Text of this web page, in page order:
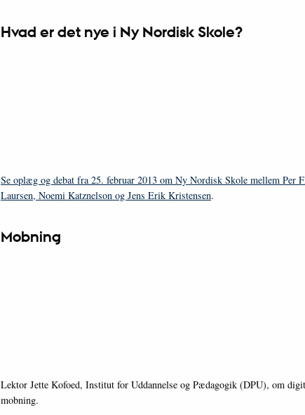
Hvad er det nye i Ny Nordisk Skole?
Se oplæg og debat fra 25. februar 2013 om Ny Nordisk Skole mellem Per
Laursen, Noemi Katznelson og Jens Erik Kristensen.
Mobning
Lektor Jette Kofoed, Institut for Uddannelse og Pædagogik (DPU), om
mobning.